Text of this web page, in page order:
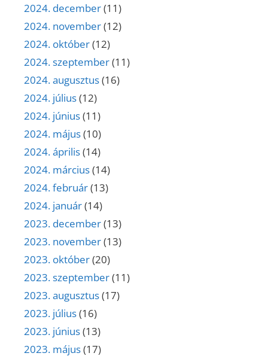
2024. december(11)
2024. november(12)
2024. október(12)
2024. szeptember(11)
2024. augusztus(16)
2024. július(12)
2024. június(11)
2024. május(10)
2024. április(14)
2024. március(14)
2024. február(13)
2024. január(14)
2023. december(13)
2023. november(13)
2023. október(20)
2023. szeptember(11)
2023. augusztus(17)
2023. július(16)
2023. június(13)
2023. május(17)